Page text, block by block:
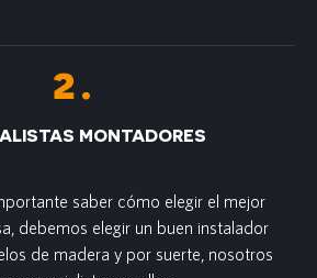
MONTADORES
saber cómo elegir el mejor
debemos elegir un buen instalador
de madera y por suerte, nosotros